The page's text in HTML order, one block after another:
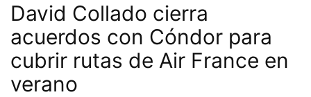
David Collado cierra
acuerdos con Cóndor para
cubrir rutas de Air France en
verano